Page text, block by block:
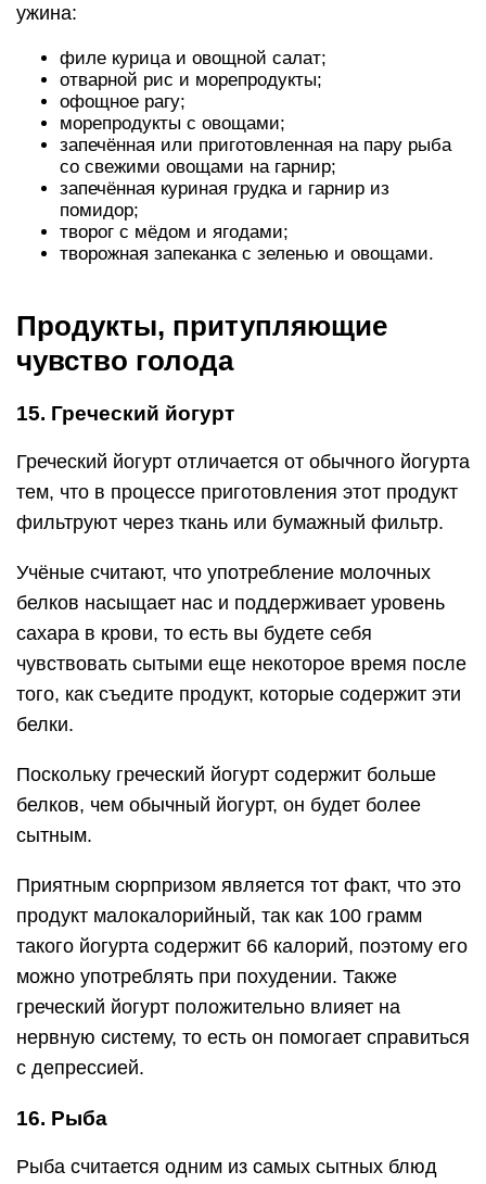
ужина:
филе курица и овощной салат;
отварной рис и морепродукты;
офощное рагу;
морепродукты с овощами;
запечённая или приготовленная на пару рыба
со свежими овощами на гарнир;
запечённая куриная грудка и гарнир из
помидор;
творог с мёдом и ягодами;
творожная запеканка с зеленью и овощами.
Продукты, притупляющие
чувство голода
15. Греческий йогурт
Греческий йогурт отличается от обычного йогурта
тем, что в процессе приготовления этот продукт
фильтруют через ткань или бумажный фильтр.
Учёные считают, что употребление молочных
белков насыщает нас и поддерживает уровень
сахара в крови, то есть вы будете себя
чувствовать сытыми еще некоторое время после
того, как съедите продукт, которые содержит эти
белки.
Поскольку греческий йогурт содержит больше
белков, чем обычный йогурт, он будет более
сытным.
Приятным сюрпризом является тот факт, что это
продукт малокалорийный, так как 100 грамм
такого йогурта содержит 66 калорий, поэтому его
можно употреблять при похудении. Также
греческий йогурт положительно влияет на
нервную систему, то есть он помогает справиться
с депрессией.
16. Рыба
Рыба считается одним из самых сытных блюд